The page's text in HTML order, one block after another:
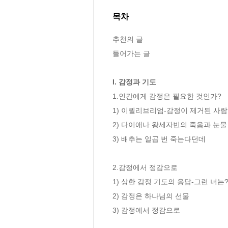
목차
추천의 글
들어가는 글
I. 감정과 기도
1.인간에게 감정은 필요한 것인가?
1) 이퀼리브리엄-감정이 제거된 사
2) 다이애나 왕세자빈의 죽음과 눈
3) 배추는 일곱 번 죽는다던데
2.감정에서 정감으로
1) 상한 감정 기도의 응답-그런 너는?
2) 감정은 하나님의 선물
3) 감정에서 정감으로